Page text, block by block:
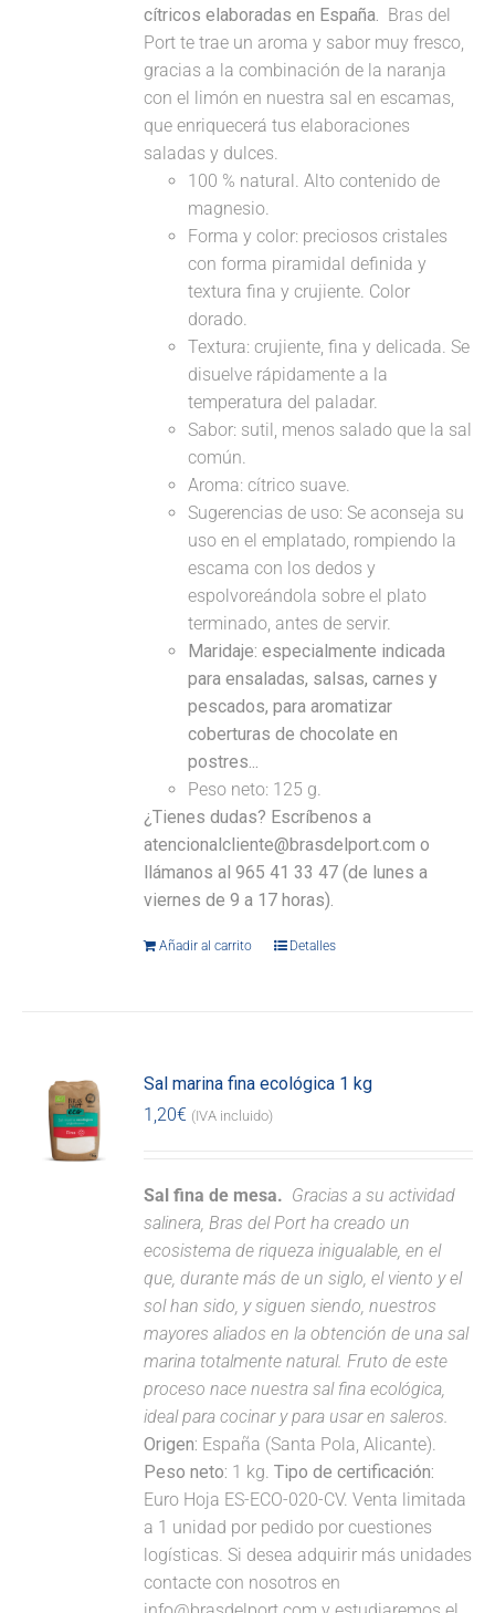
cítricos elaboradas en España. Bras del
Port te trae un aroma y sabor muy fresco,
gracias a la combinación de la naranja
con el limón en nuestra sal en escamas,
que enriquecerá tus elaboraciones
saladas y dulces.
100 % natural. Alto contenido de
magnesio.
Forma y color: preciosos cristales
con forma piramidal definida y
textura fina y crujiente. Color
dorado.
Textura: crujiente, fina y delicada. Se
disuelve rápidamente a la
temperatura del paladar.
Sabor: sutil, menos salado que la sal
común.
Aroma: cítrico suave.
Sugerencias de uso: Se aconseja su
uso en el emplatado, rompiendo la
escama con los dedos y
espolvoreándola sobre el plato
terminado, antes de servir.
Maridaje: especialmente indicada
para ensaladas, salsas, carnes y
pescados, para aromatizar
coberturas de chocolate en
postres...
Peso neto: 125 g.
¿Tienes dudas? Escríbenos a
atencionalcliente@brasdelport.com o
llámanos al 965 41 33 47 (de lunes a
viernes de 9 a 17 horas).
Añadir al carrito Detalles
Sal marina fina ecológica 1 kg
1,20€ (IVA incluido)
Sal fina de mesa. Gracias a su actividad
salinera, Bras del Port ha creado un
ecosistema de riqueza inigualable, en el
que, durante más de un siglo, el viento y el
sol han sido, y siguen siendo, nuestros
mayores aliados en la obtención de una sal
marina totalmente natural. Fruto de este
proceso nace nuestra sal fina ecológica,
ideal para cocinar y para usar en saleros.
Origen: España (Santa Pola, Alicante).
Peso neto: 1 kg.Tipo de certificación:
Euro Hoja ES-ECO-020-CV. Venta limitada
a 1 unidad por pedido por cuestiones
logísticas. Si desea adquirir más unidades
contacte con nosotros en